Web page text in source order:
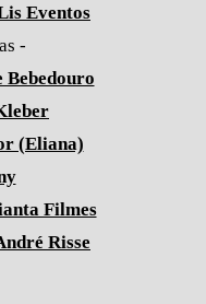
Eventos
-
Bebedouro
(Eliana)
Filmes
Risse